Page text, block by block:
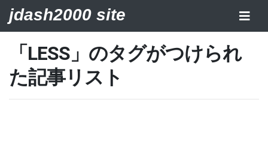
jdash2000 site
「LESS」のタグがつけられ
た記事リスト